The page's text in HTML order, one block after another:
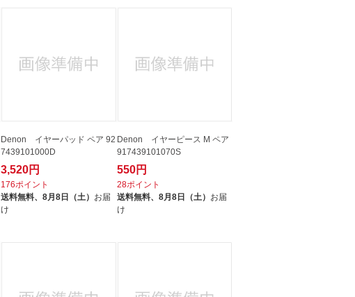
Denon イヤーパッド ペア 92
7439101000D
3,520円
176ポイント
送料無料、8月8日（土） お届
け
Denon イヤーピース M ペア
917439101070S
550円
28ポイント
送料無料、 8月8日（土） お届
け